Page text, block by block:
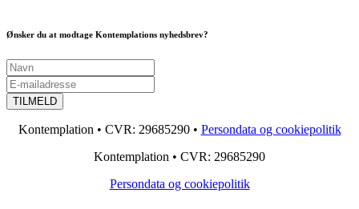
Ønsker du at modtage Kontemplations nyhedsbrev?
Kontemplation • CVR: 29685290 • Persondata og cookiepolitik
Kontemplation • CVR: 29685290
Persondata og cookiepolitik